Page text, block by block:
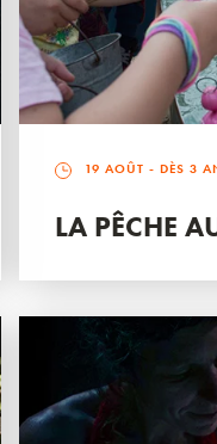
19 AOÛT - DÈS 3
LA PÊCHE